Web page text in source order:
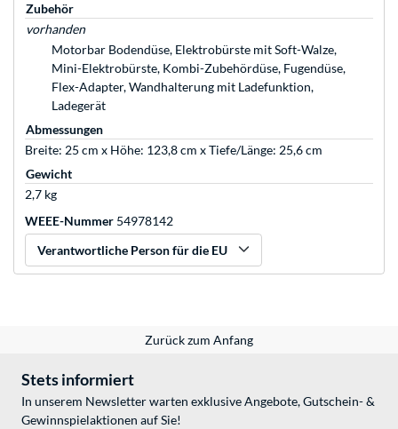
Zubehör
vorhanden
Motorbar Bodendüse, Elektrobürste mit Soft-Walze,
Mini-Elektrobürste, Kombi-Zubehördüse, Fugendüse,
Flex-Adapter, Wandhalterung mit Ladefunktion,
Ladegerät
Abmessungen
Breite: 25 cm x Höhe: 123,8 cm x Tiefe/Länge: 25,6 cm
Gewicht
2,7 kg
WEEE-Nummer 54978142
Verantwortliche Person für die EU
Zurück zum Anfang
Stets informiert
In unserem Newsletter warten exklusive Angebote, Gutschein- &
Gewinnspielaktionen auf Sie!